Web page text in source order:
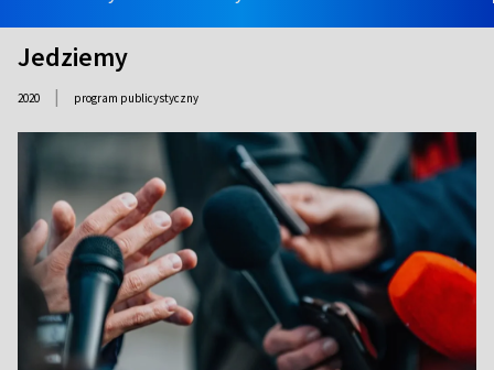
Jedziemy
2020 | program publicystyczny